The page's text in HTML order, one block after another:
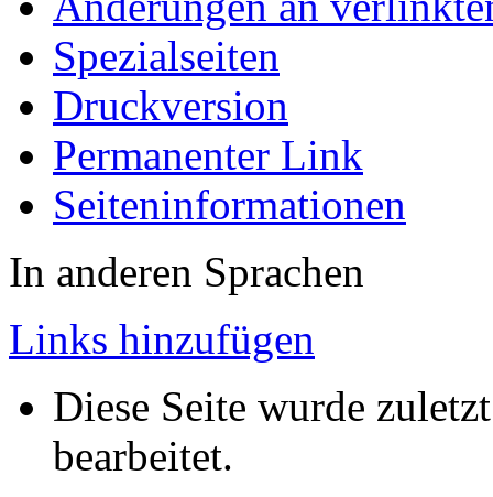
Spezialseiten
Druckversion
Permanenter Link
Seiten­informationen
In anderen Sprachen
Links hinzufügen
Diese Seite wurde
bearbeitet.